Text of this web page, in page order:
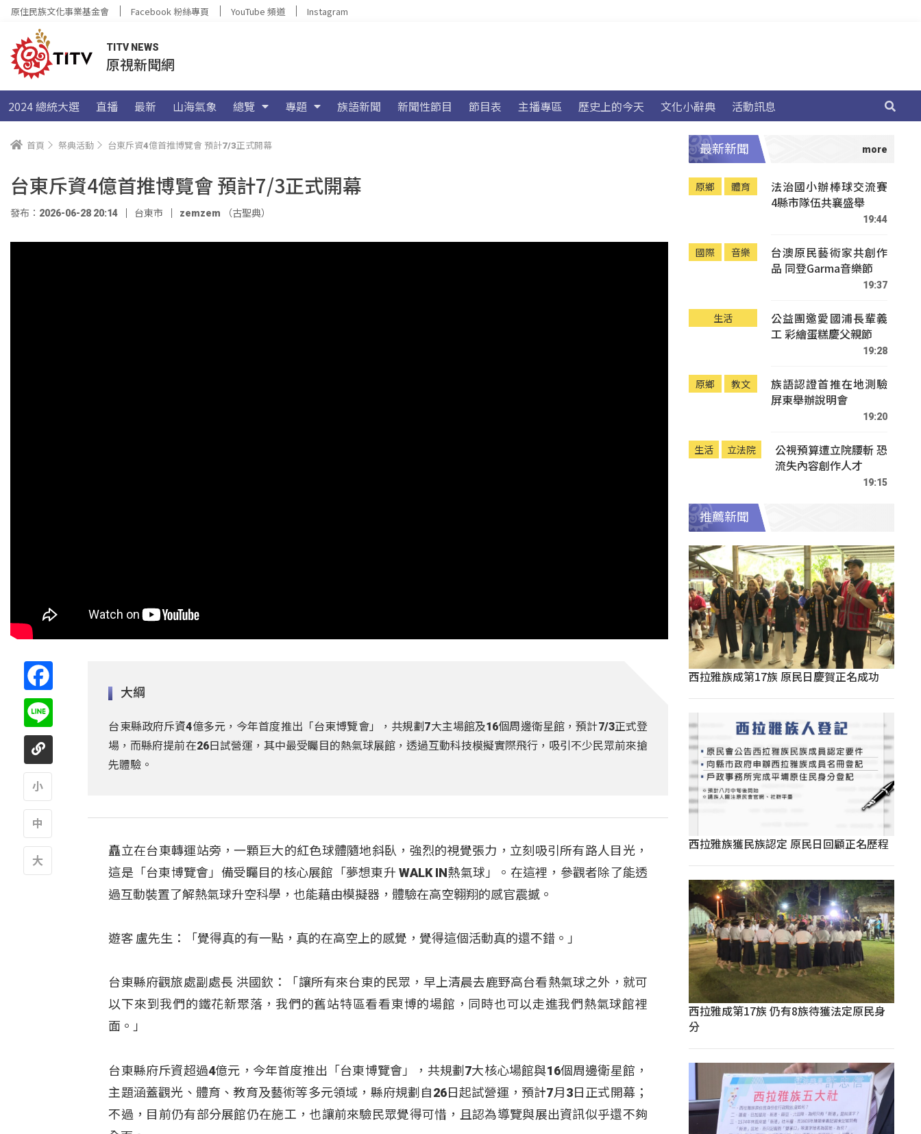
原住民族文化事業基金會 Facebook 粉絲專頁 YouTube 頻道 Instagram
TITV NEWS
原視新聞網
2024 總統大選 直播 最新 山海氣象 總覽 專題 族語新聞 新聞性節目 節目表 主播專區 歷史上的今天 文化小辭典 活動訊息
首頁 祭典活動 台東斥資4億首推博覽會 預計7/3正式開幕
台東斥資4億首推博覽會 預計7/3正式開幕
發布：2026-06-28 20:14 台東市 zemzem （古聖典）
大綱
台東縣政府斥資4億多元，今年首度推出「台東博覽會」，共規劃7大主場館及16個周邊衛星館，預計7/3正式登
場，而縣府提前在26日試營運，其中最受矚目的熱氣球展館，透過互動科技模擬實際飛行，吸引不少民眾前來搶
先體驗。
矗立在台東轉運站旁，一顆巨大的紅色球體隨地斜臥，強烈的視覺張力，立刻吸引所有路人目光，
這是「台東博覽會」備受矚目的核心展館「夢想東升 WALK IN熱氣球」。在這裡，參觀者除了能透
過互動裝置了解熱氣球升空科學，也能藉由模擬器，體驗在高空翱翔的感官震撼。
遊客 盧先生：「覺得真的有一點，真的在高空上的感覺，覺得這個活動真的還不錯 。」
台東縣府觀旅處副處長 洪國欽：「讓所有來台東的民眾，早上清晨去鹿野高台看熱氣球之外，就可
以下來到我們的鐵花新聚落，我們的舊站特區看看東博的場館，同時也可以走進我們熱氣球館裡
面 。」
台東縣府斥資超過4億元，今年首度推出「台東博覽會」，共規劃7大核心場館與16個周邊衛星館，
主題涵蓋觀光、體育、教育及藝術等多元領域，縣府規劃自26日起試營運，預計7月3日正式開幕；
不過，目前仍有部分展館仍在施工，也讓前來驗民眾覺得可惜，且認為導覽與展出資訊似乎還不夠
最新新聞
原鄉 體育
法治國小辦棒球交流賽
4縣市隊伍共襄盛舉
19:44
國際 音樂
台澳原民藝術家共創作
品 同登Garma音樂節
19:37
生活
公益團邀愛國浦長輩義
工 彩繪蛋糕慶父親節
19:28
原鄉 教文
族語認證首推在地測驗
屏東舉辦說明會
19:20
生活 立法院
公視預算遭立院腰斬 恐
流失內容創作人才
19:15
推薦新聞
西拉雅族成第17族 原民日慶賀正名成功
西拉雅族獲民族認定 原民日回顧正名歷程
西拉雅成第17族 仍有8族待獲法定原民身
分